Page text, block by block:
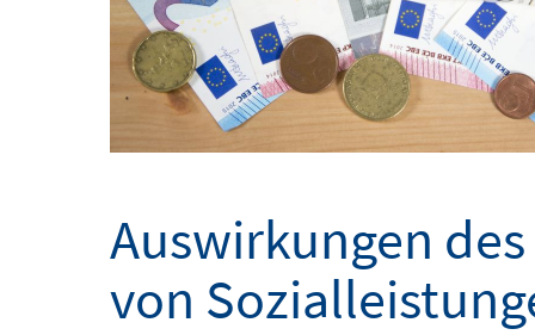
Auswirkungen
von